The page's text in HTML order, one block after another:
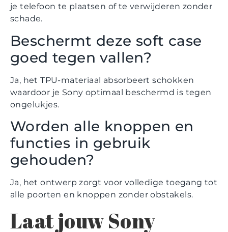
je telefoon te plaatsen of te verwijderen zonder
schade.
Beschermt deze soft case
goed tegen vallen?
Ja, het TPU-materiaal absorbeert schokken
waardoor je Sony optimaal beschermd is tegen
ongelukjes.
Worden alle knoppen en
functies in gebruik
gehouden?
Ja, het ontwerp zorgt voor volledige toegang tot
alle poorten en knoppen zonder obstakels.
Laat jouw Sony